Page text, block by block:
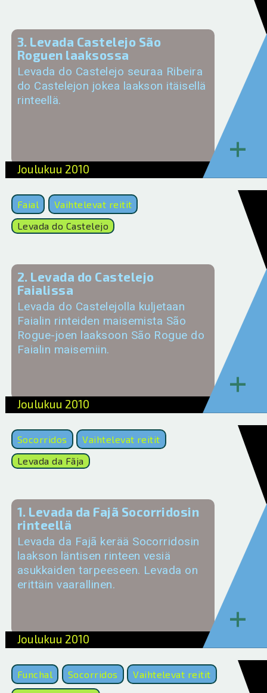
3. Levada Castelejo São
Roguen laaksossa
Levada do Castelejo seuraa Ribeira
do Castelejon jokea laakson itäisellä
rinteellä.
Joulukuu 2010
+
Faial
Vaihtelevat reitit
Levada do Castelejo
2. Levada do Castelejo
Faialissa
Levada do Castelejolla kuljetaan
Faialin rinteiden maisemista São
Rogue-joen laaksoon São Rogue do
Faialin maisemiin.
Joulukuu 2010
+
Socorridos
Vaihtelevat reitit
Levada da Fãja
1. Levada da Fajã Socorridosin
rinteellä
Levada da Fajã kerää Socorridosin
laakson läntisen rinteen vesiä
asukkaiden tarpeeseen. Levada on
erittäin vaarallinen.
Joulukuu 2010
+
Funchal Socorridos
Vaihtelevat reitit